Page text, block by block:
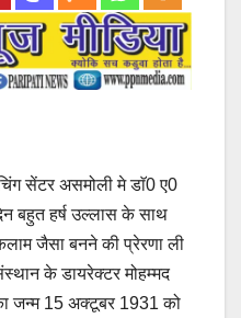
सेंटर असमोली मे डाॅ0 ए0
बहुत हर्ष उल्लास के साथ
कलाम जैसा बनने की प्रेरणा ली
के डायरेक्टर मोहम्मद
जन्म 15 अक्टूबर 1931 को